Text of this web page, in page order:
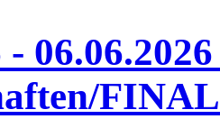
-